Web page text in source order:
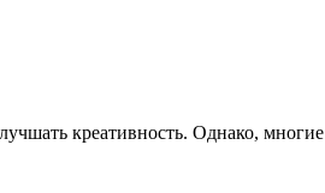
креативность. Однако,